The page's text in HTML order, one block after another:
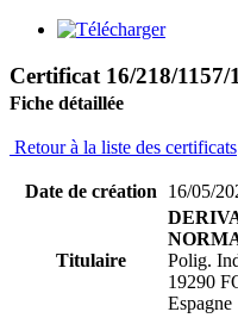
Certificat 16/218/1157/
Fiche détaillée
Retour à la liste des certificats
Date de création 16/05/
Titulaire
Polig.
19290
Espagne